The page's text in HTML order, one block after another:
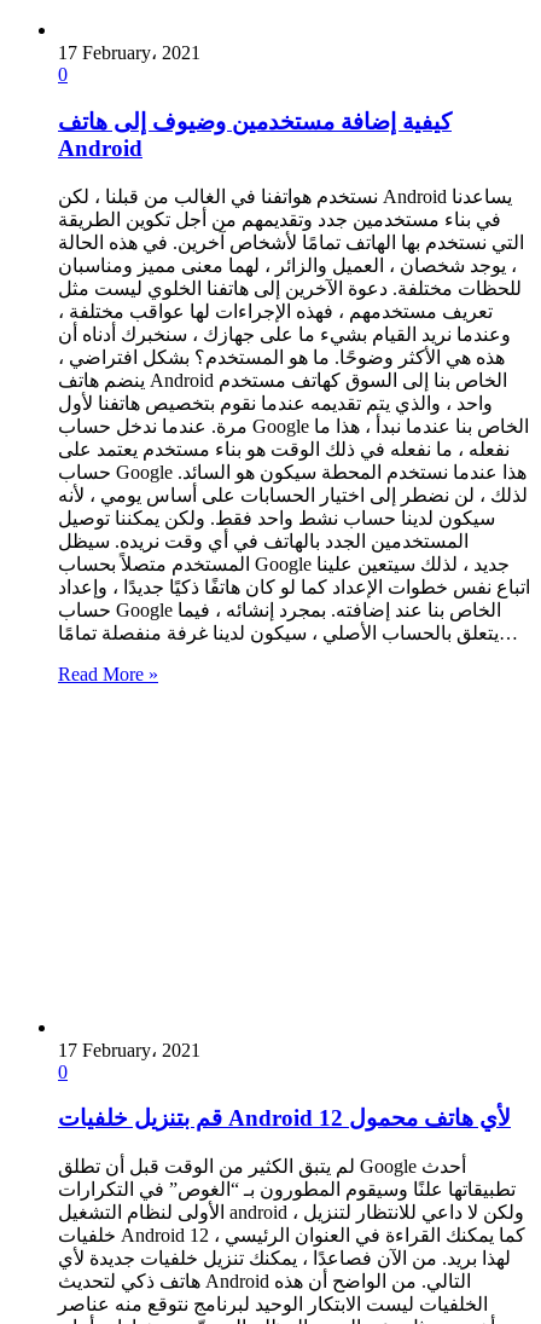
17 February، 2021
0
كيفية إضافة مستخدمين وضيوف إلى هاتف
Android
نستخدم هواتفنا في الغالب من قبلنا ، لكن Android يساعدنا
في بناء مستخدمين جدد وتقديمهم من أجل تكوين الطريقة
التي نستخدم بها الهاتف تمامًا لأشخاص آخرين. في هذه الحالة
، يوجد شخصان ، العميل والزائر ، لهما معنى مميز ومناسبان
للحظات مختلفة. دعوة الآخرين إلى هاتفنا الخلوي ليست مثل
تعريف مستخدمهم ، فهذه الإجراءات لها عواقب مختلفة ،
وعندما نريد القيام بشيء ما على جهازك ، سنخبرك أدناه أن
هذه هي الأكثر وضوحًا. ما هو المستخدم؟ بشكل افتراضي ،
ينضم هاتف Android الخاص بنا إلى السوق كهاتف مستخدم
واحد ، والذي يتم تقديمه عندما نقوم بتخصيص هاتفنا لأول
مرة. عندما ندخل حساب Google الخاص بنا عندما نبدأ ، هذا ما
نفعله ، ما نفعله في ذلك الوقت هو بناء مستخدم يعتمد على
حساب Google هذا عندما نستخدم المحطة سيكون هو السائد.
لذلك ، لن نضطر إلى اختيار الحسابات على أساس يومي ، لأنه
سيكون لدينا حساب نشط واحد فقط. ولكن يمكننا توصيل
المستخدمين الجدد بالهاتف في أي وقت نريده. سيظل
المستخدم متصلاً بحساب Google جديد ، لذلك سيتعين علينا
اتباع نفس خطوات الإعداد كما لو كان هاتفًا ذكيًا جديدًا ، وإعداد
حساب Google الخاص بنا عند إضافته. بمجرد إنشائه ، فيما
يتعلق بالحساب الأصلي ، سيكون لدينا غرفة منفصلة تمامًا…
Read More »
17 February، 2021
0
قم بتنزيل خلفيات Android 12 لأي هاتف محمول
لم يتبق الكثير من الوقت قبل أن تطلق Google أحدث
تطبيقاتها علنًا وسيقوم المطورون بـ “الغوص” في التكرارات
الأولى لنظام التشغيل android ، ولكن لا داعي للانتظار لتنزيل
خلفيات Android 12 ، كما يمكنك القراءة في العنوان الرئيسي
لهذا بريد. من الآن فصاعدًا ، يمكنك تنزيل خلفيات جديدة لأي
هاتف ذكي لتحديث Android التالي. من الواضح أن هذه
الخلفيات ليست الابتكار الوحيد لبرنامج نتوقع منه عناصر